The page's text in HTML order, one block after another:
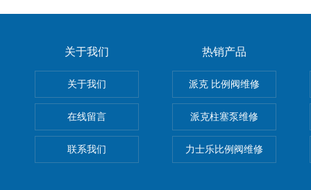
关于我们
关于我们
在线留言
联系我们
热销产品
派克 比例阀维修
派克柱塞泵维修
力士乐比例阀维修